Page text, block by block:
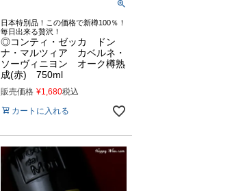
日本特別品！この価格で新樽100％！
毎日出来る贅沢！
◎コンティ・ゼッカ ドン
ナ・マルツィア カベルネ・
ソーヴィニヨン オーク樽熟
成(赤) 750ml
販売価格 ¥1,680税込
カートに入れる